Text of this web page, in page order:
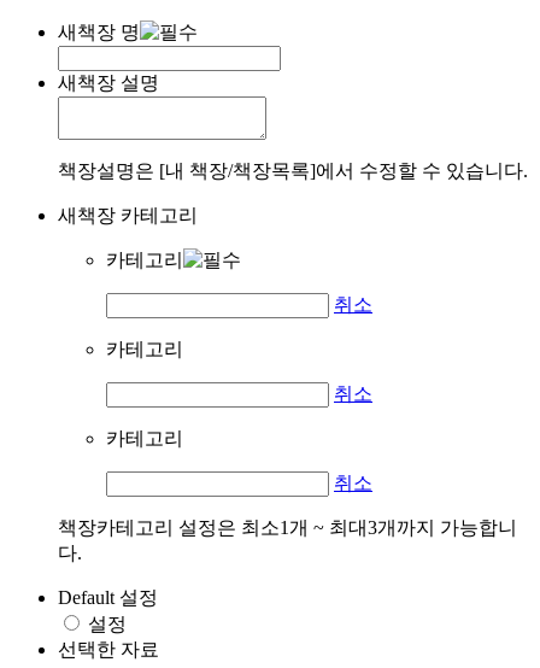
새책장 명
새책장 설명
책장설명은 [내 책장/책장목록]에서 수정할 수 있습니다.
새책장 카테고리
카테고리
취소
카테고리
취소
카테고리
취소
책장카테고리 설정은 최소1개 ~ 최대3개까지 가능합니
다.
Default 설정
설정
선택한 자료